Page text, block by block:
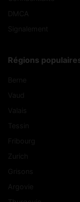
Régions